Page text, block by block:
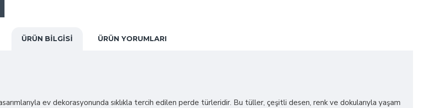
ÜRÜN BILGISI ÜRÜN YORUMLARI
ev dekorasyonunda sıklıkla tercih edilen perde türleridir. Bu tüller, çeşitli desen, renk ve dokularıyla yaşam